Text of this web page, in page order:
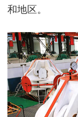
和地区。